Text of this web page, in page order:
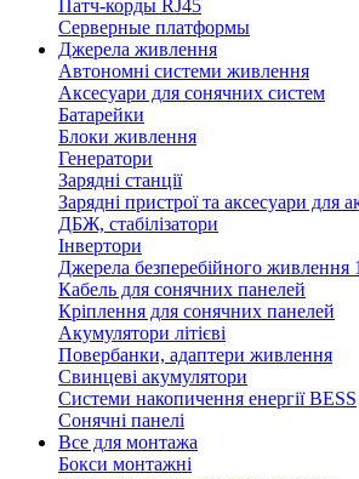
Патч-корды RJ45
Серверные платформы
Джерела живлення
Автономні системи живлення
Аксесуари для сонячних систем
Батарейки
Блоки живлення
Генератори
Зарядні станції
Зарядні пристрої та аксесуари для
ДБЖ, стабілізатори
Інвертори
Джерела безперебійного живлення
Кабель для сонячних панелей
Кріплення для сонячних панелей
Акумулятори літієві
Повербанки, адаптери живлення
Свинцеві акумулятори
Системи накопичення енергії BESS
Сонячні панелі
Все для монтажа
Бокси монтажні